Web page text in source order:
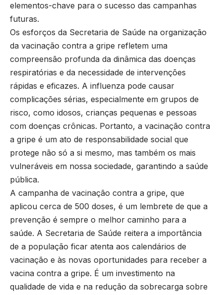
elementos-chave para o sucesso das campanhas
futuras.
Os esforços da Secretaria de Saúde na organização
da vacinação contra a gripe refletem uma
compreensão profunda da dinâmica das doenças
respiratórias e da necessidade de intervenções
rápidas e eficazes. A influenza pode causar
complicações sérias, especialmente em grupos de
risco, como idosos, crianças pequenas e pessoas
com doenças crônicas. Portanto, a vacinação contra
a gripe é um ato de responsabilidade social que
protege não só a si mesmo, mas também os mais
vulneráveis em nossa sociedade, garantindo a saúde
pública.
A campanha de vacinação contra a gripe, que
aplicou cerca de 500 doses, é um lembrete de que a
prevenção é sempre o melhor caminho para a
saúde. A Secretaria de Saúde reitera a importância
de a população ficar atenta aos calendários de
vacinação e às novas oportunidades para receber a
vacina contra a gripe. É um investimento na
qualidade de vida e na redução da sobrecarga sobre